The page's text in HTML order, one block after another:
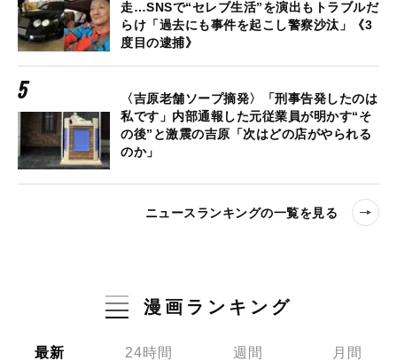
走…SNSで“セレブ生活”を演出もトラブルだ
らけ「過去にも事件を起こし警察沙汰」《3
度目の逮捕》
〈吉原老舗ソープ摘発〉「刑事告発したのは
私です」内部通報した元従業員が明かす“そ
の後”と激震の吉原「次はどの店がやられる
のか」
ニュースランキングの一覧を見る
漫画ランキング
最新 24時間 週間 月間